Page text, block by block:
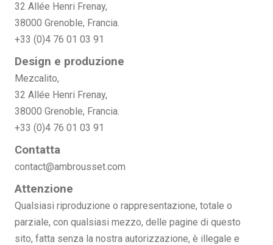
32 Allée Henri Frenay,
38000 Grenoble, Francia.
+33 (0)4 76 01 03 91
Design e produzione
Mezcalito,
32 Allée Henri Frenay,
38000 Grenoble, Francia.
+33 (0)4 76 01 03 91
Contatta
contact@ambrousset.com
Attenzione
Qualsiasi riproduzione o rappresentazione, totale o
parziale, con qualsiasi mezzo, delle pagine di questo
sito, fatta senza la nostra autorizzazione, è illegale e